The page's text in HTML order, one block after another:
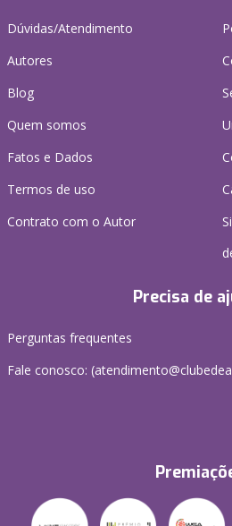
Dúvidas/Atendimento
Autores
Blog
Quem somos
Fatos e Dados
Termos de uso
Contrato com o Autor
Precisa de
Perguntas frequentes
Fale conosco: